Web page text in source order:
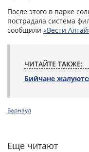
После этого в парке
пострадала система
сообщили «Вести
ЧИТАЙТЕ ТАКЖЕ:
Бийчане
Барнаул
Еще читают